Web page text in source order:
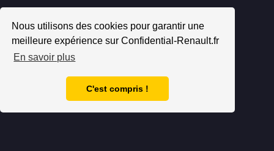
Nous utilisons des cookies pour garantir une
meilleure expérience sur Confidential-Renault.fr
En savoir plus
C'est compris !